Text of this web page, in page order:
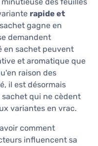
rapide et
gagne en
demandent
en sachet peuvent
et aromatique que
raison des
il est désormais
qui ne cèdent
variantes en vrac.
comment
influencent sa